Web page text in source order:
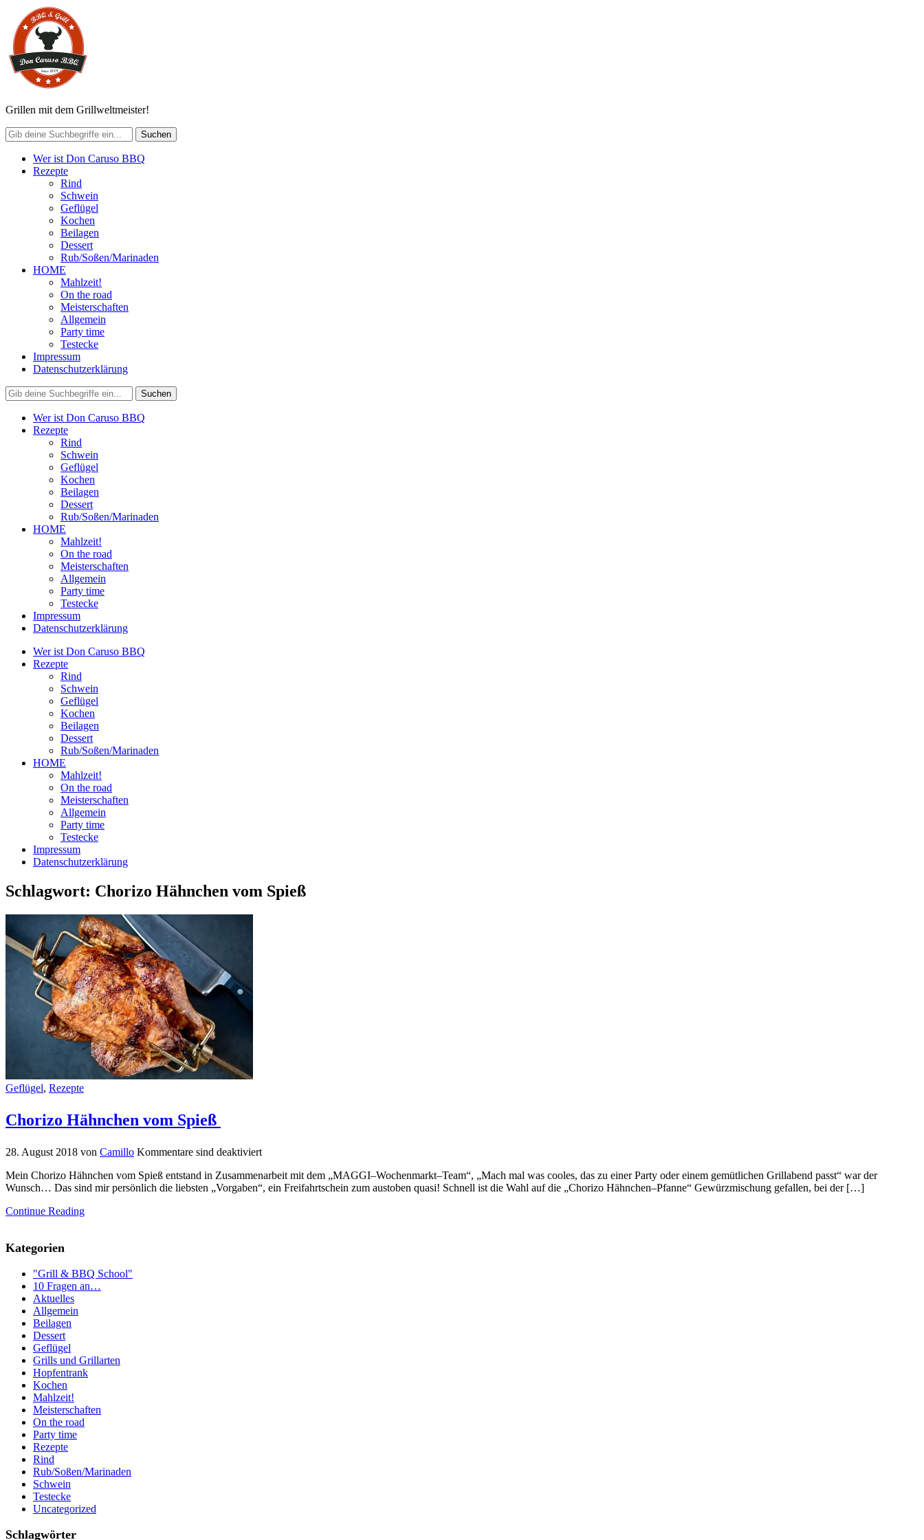
Grillen mit dem Grillweltmeister!
Wer ist Don Caruso BBQ
Rezepte
Rind
Schwein
Geflügel
Kochen
Beilagen
Dessert
Rub/Soßen/Marinaden
HOME
Mahlzeit!
On the road
Meisterschaften
Allgemein
Party time
Testecke
Impressum
Datenschutzerklärung
Wer ist Don Caruso BBQ
Rezepte
Rind
Schwein
Geflügel
Kochen
Beilagen
Dessert
Rub/Soßen/Marinaden
HOME
Mahlzeit!
On the road
Meisterschaften
Allgemein
Party time
Testecke
Impressum
Datenschutzerklärung
Wer ist Don Caruso BBQ
Rezepte
Rind
Schwein
Geflügel
Kochen
Beilagen
Dessert
Rub/Soßen/Marinaden
HOME
Mahlzeit!
On the road
Meisterschaften
Allgemein
Party time
Testecke
Impressum
Datenschutzerklärung
Schlagwort: Chorizo Hähnchen vom Spieß
Geflügel, Rezepte
Chorizo Hähnchen vom Spieß
28. August 2018 von Camillo Kommentare sind deaktiviert
Mein Chorizo Hähnchen vom Spieß entstand in Zusammenarbeit mit dem „MAGGI–Wochenmarkt–Team“, „Mach mal was cooles, das zu einer Party oder einem gemütlichen Grillabend passt“ war der
Wunsch… Das sind mir persönlich die liebsten „Vorgaben“, ein Freifahrtschein zum austoben quasi! Schnell ist die Wahl auf die „Chorizo Hähnchen–Pfanne“ Gewürzmischung gefallen, bei der […]
Continue Reading
Kategorien
"Grill & BBQ School"
10 Fragen an…
Aktuelles
Allgemein
Beilagen
Dessert
Geflügel
Grills und Grillarten
Hopfentrank
Kochen
Mahlzeit!
Meisterschaften
On the road
Party time
Rezepte
Rind
Rub/Soßen/Marinaden
Schwein
Testecke
Uncategorized
Schlagwörter